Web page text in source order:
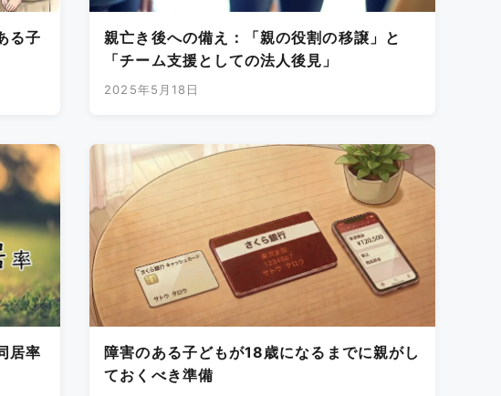
る子
親亡き後への備え：「親の役割の移譲」と
「チーム支援としての法人後見」
2025年5月18日
居率
障害のある子どもが18歳になるまでに親がし
ておくべき準備